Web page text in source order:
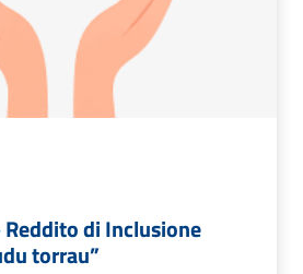
Reddito di Inclusione
torrau”